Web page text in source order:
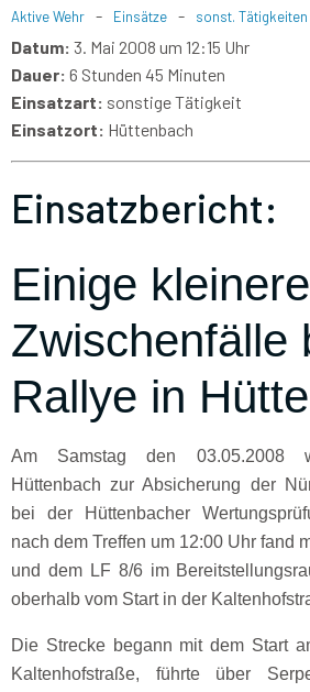
Aktive Wehr - Einsätze - sonst. Tätigkeiten
Datum: 3. Mai 2008 um 12:15 Uhr
Dauer: 6 Stunden 45 Minuten
Einsatzart: sonstige Tätigkeit
Einsatzort: Hüttenbach
Einsatzbericht:
Einige kleinere
Zwischenfälle
Rallye in
Am Samstag den 03.05.2008
Hüttenbach zur Absicherung der
bei der Hüttenbacher
nach dem Treffen um 12:00 Uhr fand
und dem LF 8/6 im
oberhalb vom Start in der
Die Strecke begann mit dem Start
Kaltenhofstraße, führte über